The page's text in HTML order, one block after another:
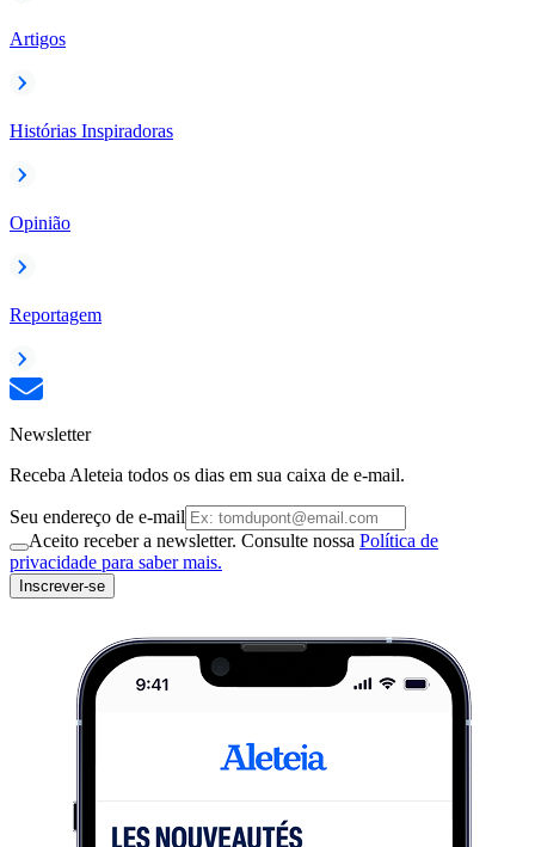
Artigos
Histórias Inspiradoras
Opinião
Reportagem
Newsletter
Receba Aleteia todos os dias em sua caixa de e-mail.
Seu endereço de e-mail
Aceito receber a newsletter. Consulte nossa Política de
privacidade para saber mais.
Inscrever-se